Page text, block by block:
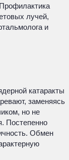
лучей,
и
катаракты
заменяясь
но не
Постепенно
Обмен